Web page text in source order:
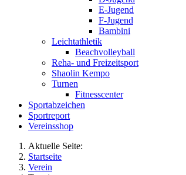
E-Jugend
F-Jugend
Bambini
Leichtathletik
Beachvolleyball
Reha- und Freizeitsport
Shaolin Kempo
Turnen
Fitnesscenter
Sportabzeichen
Sportreport
Vereinsshop
Aktuelle Seite:
Startseite
Verein